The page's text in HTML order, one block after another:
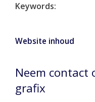
Keywords:
Website inhoud
Neem contact
grafix